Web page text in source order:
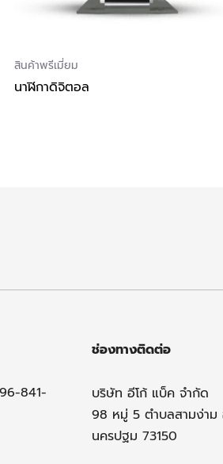
สินค้าพรีเมี่ยม
นาฬิกาดิจิตอล
841-
ช่องทางติดต่อ
บริษัท อีโก้ แบ็ค จำกัด
98 หมู่ 5 ตำบลสามง่าม
นครปฐม 73150